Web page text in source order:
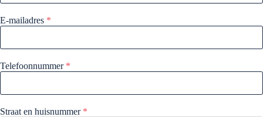
E-mailadres *
Telefoonnummer *
Straat en huisnummer *